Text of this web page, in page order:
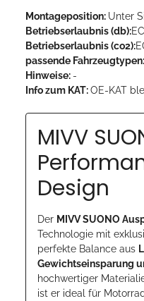
Montageposition: Unter
Betriebserlaubnis (db):
Betriebserlaubnis (co2):
passende Fahrzeugtypen:
Hinweise: -
Info zum KAT:OE-KAT
MIVV
Design
Der MIVV SUONO
Technologie mit
perfekte Balance aus
Gewichtseinsparung
hochwertiger
ist er ideal für